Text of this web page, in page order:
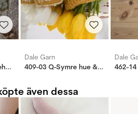
406-15 Q-symre tilbehør maisgul
Dale Garn
409-03 Q-Symre hue & vanter majsgul
Dale
462-
även dessa